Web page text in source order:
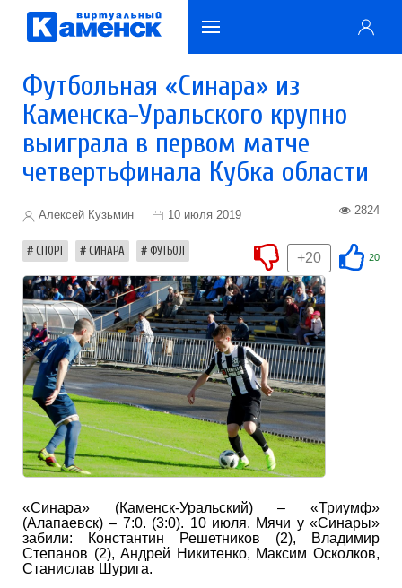
Футбольная «Синара» из
Каменска-Уральского крупно
выиграла в первом матче
четвертьфинала Кубка области
Алексей Кузьмин 10 июля 2019 2824
СПОРТ СИНАРА ФУТБОЛ 20
+20
«Синара» (Каменск-Уральский) – «Триумф»
(Алапаевск) – 7:0. (3:0). 10 июля. Мячи у «Синары»
забили: Константин Решетников (2), Владимир
Степанов (2), Андрей Никитенко, Максим Осколков,
Станислав Шурига.